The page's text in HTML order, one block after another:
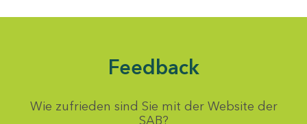
Feedback
Wie zufrieden sind Sie mit der Website der
SAB?